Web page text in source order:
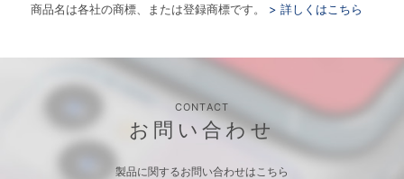
商品名は各社の商標、または登録商標です。
> 詳しくはこちら
CONTACT
お問い合わせ
製品に関するお問い合わせはこちら